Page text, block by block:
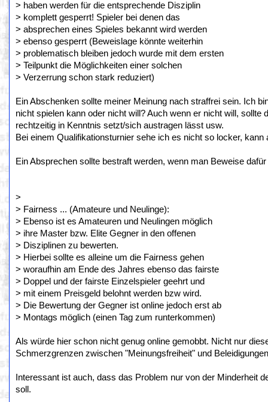
> haben werden für die entsprechende Disziplin
> komplett gesperrt! Spieler bei denen das
> absprechen eines Spieles bekannt wird werden
> ebenso gesperrt (Beweislage könnte weiterhin
> problematisch bleiben jedoch wurde mit dem ersten
> Teilpunkt die Möglichkeiten einer solchen
> Verzerrung schon stark reduziert)
Ein Abschenken sollte meiner Meinung nach straffrei sein. Ich
nicht spielen kann oder nicht will? Auch wenn er nicht will,
rechtzeitig in Kenntnis setzt/sich austragen lässt usw.
Bei einem Qualifikationsturnier sehe ich es nicht so locker,
Ein Absprechen sollte bestraft werden, wenn man Beweise
>
> Fairness ... (Amateure und Neulinge):
> Ebenso ist es Amateuren und Neulingen möglich
> ihre Master bzw. Elite Gegner in den offenen
> Disziplinen zu bewerten.
> Hierbei sollte es alleine um die Fairness gehen
> woraufhin am Ende des Jahres ebenso das fairste
> Doppel und der fairste Einzelspieler geehrt und
> mit einem Preisgeld belohnt werden bzw wird.
> Die Bewertung der Gegner ist online jedoch erst ab
> Montags möglich (einen Tag zum runterkommen)
Als würde hier schon nicht genug online gemobbt. Nicht nur
Schmerzgrenzen zwischen "Meinungsfreiheit" und
Interessant ist auch, dass das Problem nur von der Minderheit
soll.